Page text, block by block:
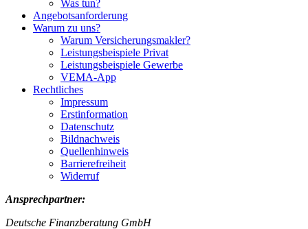
Was tun?
Angebotsanforderung
Warum zu uns?
Warum Versicherungsmakler?
Leistungsbeispiele Privat
Leistungsbeispiele Gewerbe
VEMA-App
Rechtliches
Impressum
Erstinformation
Datenschutz
Bildnachweis
Quellenhinweis
Barrierefreiheit
Widerruf
Ansprechpartner:
Deutsche Finanzberatung GmbH